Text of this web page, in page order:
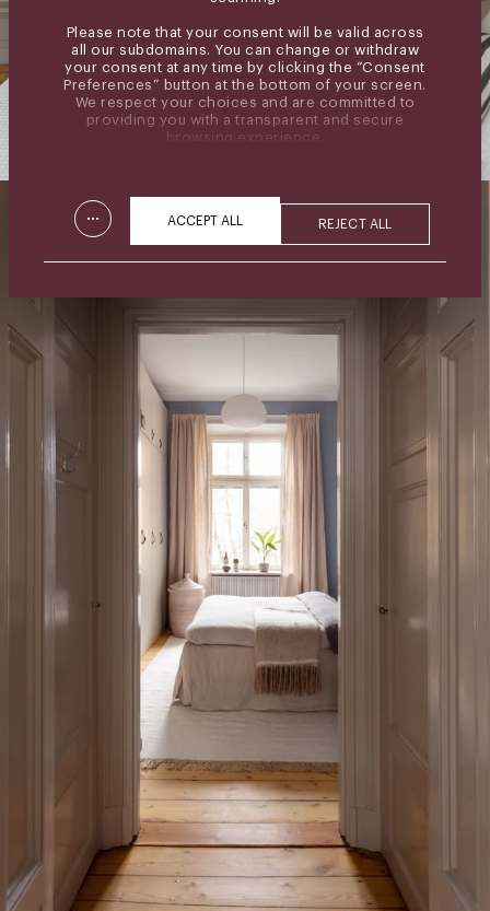
Please note that your consent will be valid across
all our subdomains. You can change or withdraw
your consent at any time by clicking the “Consent
Preferences” button at the bottom of your screen.
We respect your choices and are committed to
providing you with a transparent and secure
browsing experience.
... ACCEPT ALL REJECT ALL